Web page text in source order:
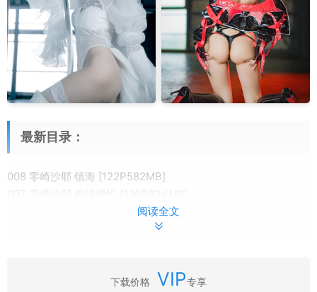
最新目录：
008 零崎沙耶 镇海 [122P582MB]
006 零崎沙耶 巴尔的摩 [58P446MB]
005 零崎沙耶 碧蓝航线 胡滕 [141P928MB]
阅读全文
下载价格 VIP专享